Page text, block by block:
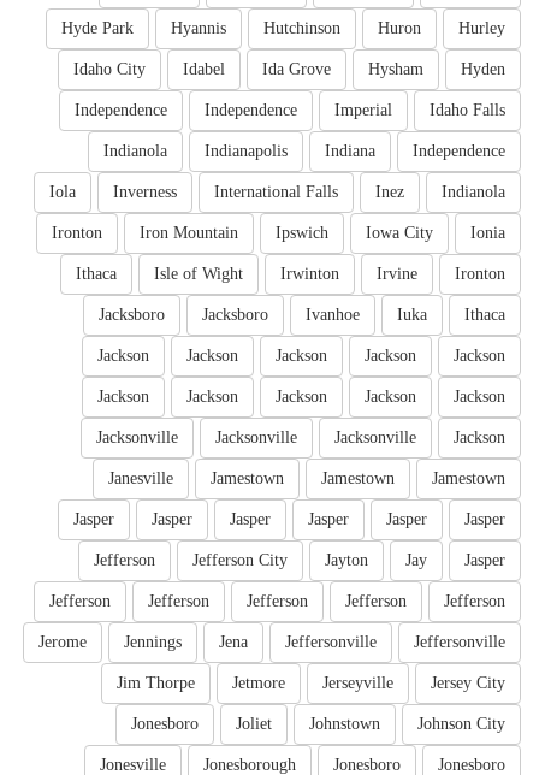
Hurley
Huron
Hutchinson
Hyannis
Hyde Park
Hyden
Hysham
Ida Grove
Idabel
Idaho City
Idaho Falls
Imperial
Independence
Independence
Independence
Indiana
Indianapolis
Indianola
Indianola
Inez
International Falls
Inverness
Iola
Ionia
Iowa City
Ipswich
Iron Mountain
Ironton
Ironton
Irvine
Irwinton
Isle of Wight
Ithaca
Ithaca
Iuka
Ivanhoe
Jacksboro
Jacksboro
Jackson
Jackson
Jackson
Jackson
Jackson
Jackson
Jackson
Jackson
Jackson
Jackson
Jackson
Jacksonville
Jacksonville
Jacksonville
Jamestown
Jamestown
Jamestown
Janesville
Jasper
Jasper
Jasper
Jasper
Jasper
Jasper
Jasper
Jay
Jayton
Jefferson City
Jefferson
Jefferson
Jefferson
Jefferson
Jefferson
Jefferson
Jeffersonville
Jeffersonville
Jena
Jennings
Jerome
Jersey City
Jerseyville
Jetmore
Jim Thorpe
Johnson City
Johnstown
Joliet
Jonesboro
Jonesboro
Jonesboro
Jonesborough
Jonesville